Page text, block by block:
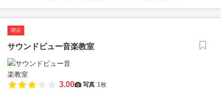
閉店
サウンドビュー音楽教室
3.00 写真 1枚